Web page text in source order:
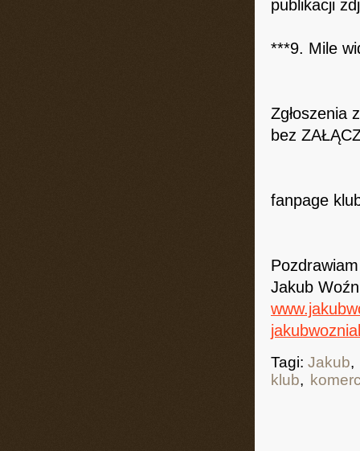
publikacji
***9. Mile
Zgłoszenia
bez
fanpage
Pozdrawiam
Jakub
Tagi: Jakub,
klub,